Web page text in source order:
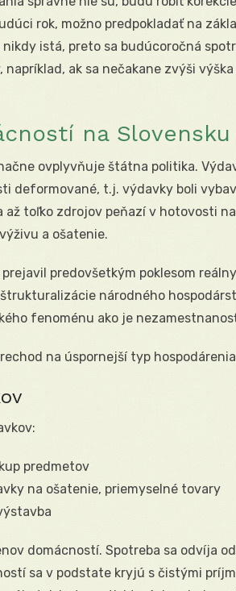
rok, možno predpokladať na
istá, preto sa budúcoročná
napríklad, ak sa nečakane zvýši
na Slovensku
ovplyvňuje štátna politika.
deformované, t.j. výdavky boli
až toľko zdrojov peňazí v hotovosti
a ošatenie.
predovšetkým poklesom
národného
fenoménu ako je
na úspornejší typ
predmetov
na ošatenie, priemyselné tovary
domácností. Spotreba sa odvíja
sa v podstate kryjú s čistými